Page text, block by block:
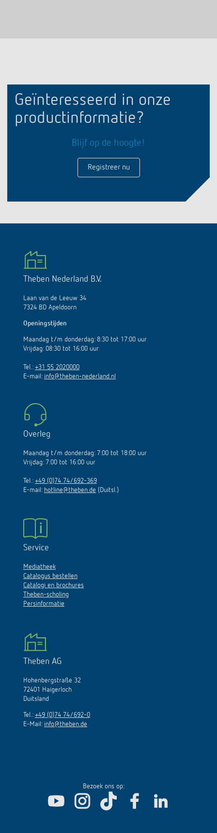
Geïnteresseerd in onze
productinformatie?
Blijf op de hoogte!
Registreer nu
Theben Nederland B.V.
Laan van de Leeuw 34
7324 BD Apeldoorn
Openingstijden
Maandag t/m donderdag: 8:30 tot 17:00 uur
Vrijdag: 08:30 tot 16:00 uur
Tel.: +31 55 2020000
E-mail: info@theben-nederland.nl
Overleg
Maandag t/m donderdag: 7:00 tot 18:00 uur
Vrijdag: 7:00 tot 16:00 uur
Tel.: +49 (0)74 74/692-369
E-mail: hotline@theben.de (Duitsl.)
Service
Mediatheek
Catalogus bestellen
Catalogi en brochures
Theben-scholing
Persinformatie
Theben AG
Hohenbergstraße 32
72401 Haigerloch
Duitsland
Tel.: +49 (0)74 74/692-0
E-Mail: info@theben.de
Bezoek ons op: